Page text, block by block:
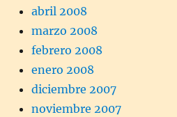
abril 2008
marzo 2008
febrero 2008
enero 2008
diciembre 2007
noviembre 2007